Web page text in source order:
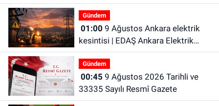
Gündem
01:00
kesintisi | EDAŞ Ankara Elektrik
Kesintisi
Gündem
00:45
33335 Sayılı Resmî Gazete